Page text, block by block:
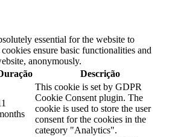
essential for the website to
ensure basic functionalities and
anonymously.
Descrição
This cookie is set by GDPR
Cookie Consent plugin. The
cookie is used to store the user
consent for the cookies in the
category "Analytics".